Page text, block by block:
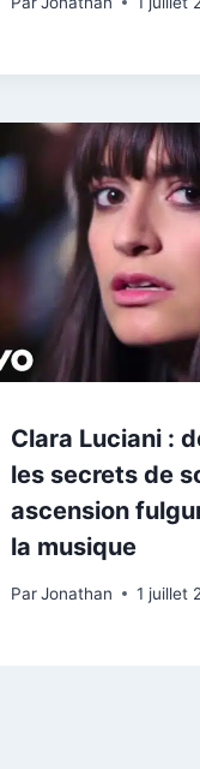
Clara Luciani :
les secrets de
ascension
la musique
ParJonathan 1 juillet